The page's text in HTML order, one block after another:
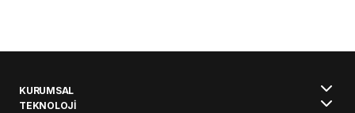
KURUMSAL
TEKNOLOJİ